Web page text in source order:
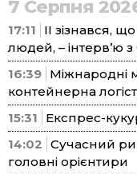
7 Серпня
17:11
ІІ зізнався,
людей, – інтерв’ю з
16:39 Міжнародні
контейнерна
15:31
Експрес-
14:02 Сучасний
головні орієнтири